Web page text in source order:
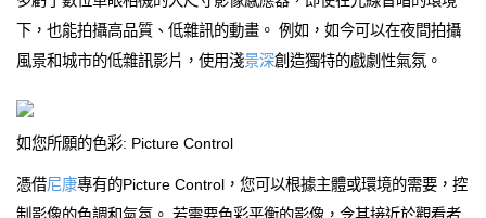
下，也能拍攝高品質、低雜訊的動畫。 例如，如今可以在夜間拍攝
風景和城市的低雜訊影片，使用淺景深創造獨特的戲劇性氣氛。
如您所願的色彩: Picture Control
憑借尼康專有的Picture Control，您可以根據主體或環境的需要，控